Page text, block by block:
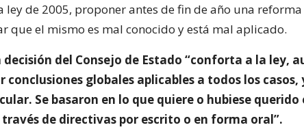
ley de 2005, proponer antes de fin de año una
que el mismo es mal conocido y está mal aplicado.
del Consejo de Estado “conforta a la ley,
conclusiones globales aplicables a todos los casos,
Se basaron en lo que quiere o hubiese querido
de directivas por escrito o en forma oral”.